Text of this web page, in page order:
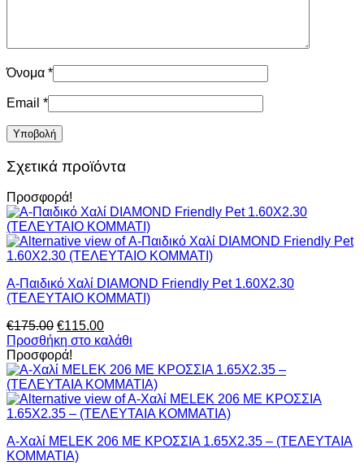
Όνομα *
Email *
Σχετικά προϊόντα
Προσφορά!
Α-Παιδικό Χαλί DIAMOND Friendly Pet 1.60X2.30
(ΤΕΛΕΥΤΑΙΟ ΚΟΜΜΑΤΙ)
€175.00 Original
price
was:
€175.00.
€115.00Η
τρέχουσα
είναι:
€115.00.
Προσθήκη στο καλάθι
Προσφορά!
A-Χαλί MELEK 206 ΜΕ ΚΡΟΣΣΙΑ 1.65X2.35 – (ΤΕΛΕΥΤΑΙΑ
ΚΟΜΜΑΤΙΑ)